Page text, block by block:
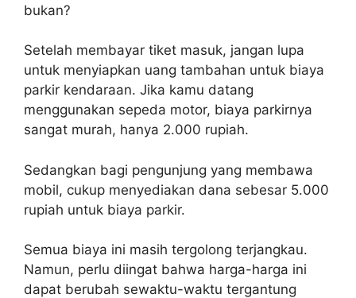
bukan?
Setelah membayar tiket masuk, jangan lupa
untuk menyiapkan uang tambahan untuk biaya
parkir kendaraan. Jika kamu datang
menggunakan sepeda motor, biaya parkirnya
sangat murah, hanya 2.000 rupiah.
Sedangkan bagi pengunjung yang membawa
mobil, cukup menyediakan dana sebesar 5.000
rupiah untuk biaya parkir.
Semua biaya ini masih tergolong terjangkau.
Namun, perlu diingat bahwa harga-harga ini
dapat berubah sewaktu-waktu tergantung